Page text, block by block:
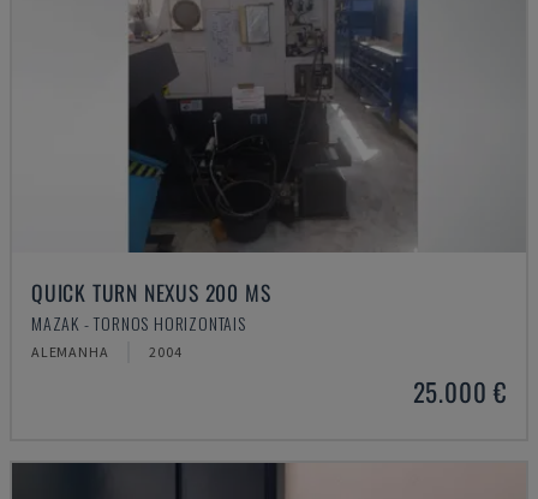
QUICK TURN NEXUS 200 MS
MAZAK - TORNOS HORIZONTAIS
ALEMANHA 2004
25.000 €